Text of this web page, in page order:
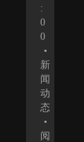
:
0
0
•
新
闻
动
态
•
阅